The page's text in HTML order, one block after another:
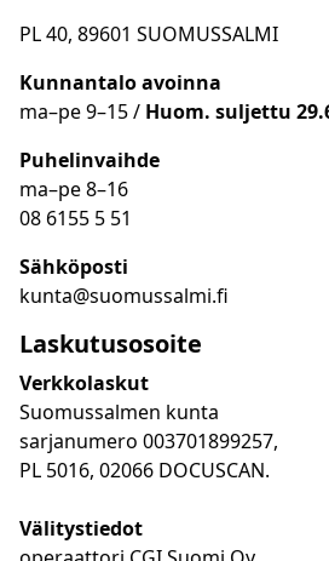
PL 40, 89601 SUOMUSSALMI
Kunnantalo avoinna
ma–pe 9–15 / Huom. suljettu
Puhelinvaihde
ma–pe 8–16
08 6155 5 51
Sähköposti
kunta@suomussalmi.fi
Laskutusosoite
Verkkolaskut
Suomussalmen kunta
sarjanumero 003701899257,
PL 5016, 02066 DOCUSCAN.
Välitystiedot